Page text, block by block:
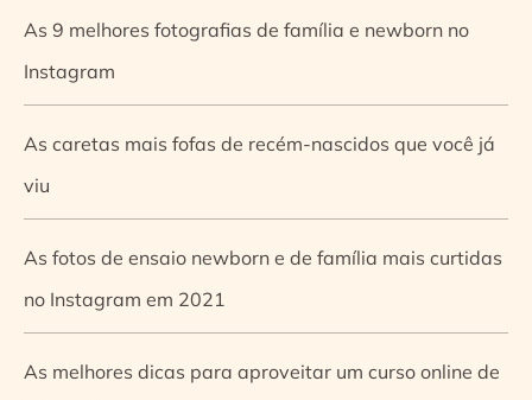
As 9 melhores fotografias de família e newborn no
Instagram
As caretas mais fofas de recém-nascidos que você já
viu
As fotos de ensaio newborn e de família mais curtidas
no Instagram em 2021
As melhores dicas para aproveitar um curso online de